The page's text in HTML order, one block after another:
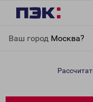
Ваш город Москва?
Сыктывкар